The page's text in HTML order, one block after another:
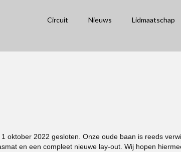
Circuit Nieuws Lidmaatschap
oktober 2022 gesloten. Onze oude baan is reeds
en een compleet nieuwe lay-out. Wij hopen